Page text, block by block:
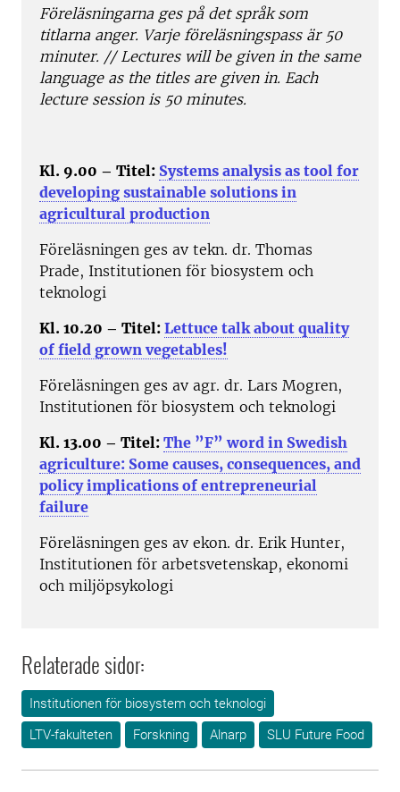
Föreläsningarna ges på det språk som
titlarna anger. Varje föreläsningspass är 50
minuter. // Lectures will be given in the same
language as the titles are given in. Each
lecture session is 50 minutes.
Kl. 9.00 – Titel: Systems analysis as tool for
developing sustainable solutions in
agricultural production
Föreläsningen ges av tekn. dr. Thomas
Prade, Institutionen för biosystem och
teknologi
Kl. 10.20 – Titel: Lettuce talk about quality
of field grown vegetables!
Föreläsningen ges av agr. dr. Lars Mogren,
Institutionen för biosystem och teknologi
Kl. 13.00 – Titel: The ”F” word in Swedish
agriculture: Some causes, consequences, and
policy implications of entrepreneurial
failure
Föreläsningen ges av ekon. dr. Erik Hunter,
Institutionen för arbetsvetenskap, ekonomi
och miljöpsykologi
Relaterade sidor:
Institutionen för biosystem och teknologi
LTV-fakulteten
Forskning Alnarp SLU Future Food